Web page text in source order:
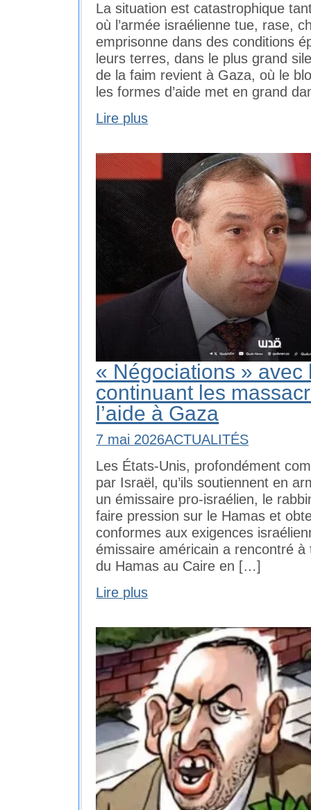
La situation est catastrophique
où l’armée israélienne tue, rase,
emprisonne dans des conditions
leurs terres, dans le plus grand
de la faim revient à Gaza, où le
les formes d’aide met en grand
Lire plus
« Négociations » avec
continuant les
l’aide à Gaza
7 mai 2026ACTUALITÉS
Les États-Unis, profondément
par Israël, qu’ils soutiennent en
un émissaire pro-israélien, le
faire pression sur le Hamas et
conformes aux exigences
émissaire américain a rencontré
du Hamas au Caire en […]
Lire plus